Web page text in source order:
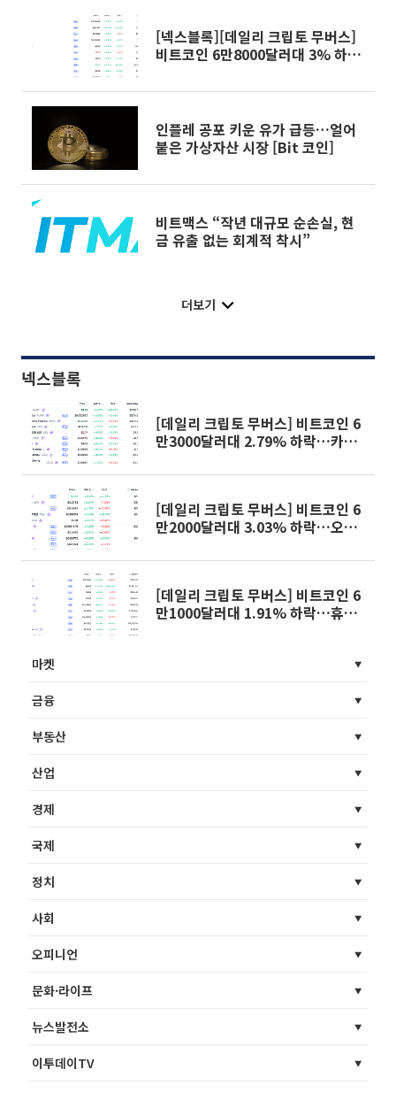
[넥스블록][데일리 크립토 무버스]
비트코인 6만8000달러대 3% 하
인플레 공포 키운 유가 급등…얼어
붙은 가상자산 시장 [Bit 코인]
비트맥스 “작년 대규모 순손실, 현
금 유출 없는 회계적 착시”
더보기
넥스블록
[데일리 크립토 무버스] 비트코인 6
만3000달러대 2.79% 하락…카이
[데일리 크립토 무버스] 비트코인 6
만2000달러대 3.03% 하락…오디
[데일리 크립토 무버스] 비트코인 6
만1000달러대 1.91% 하락…휴머
마켓
금융
부동산
산업
경제
국제
정치
사회
오피니언
문화·라이프
뉴스발전소
이투데이TV